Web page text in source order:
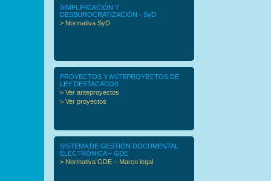
SIMPLIFICACIÓN Y
DESBUROCRATIZACIÓN - SyD
> Normativa SyD
PROYECTOS Y ANTEPROYECTOS DE
LEY DESTACADOS
> Ver anteproyectos
> Ver proyectos
SISTEMA DE GESTIÓN DOCUMENTAL
ELECTRÓNICA – GDE
> Normativa GDE – Marco legal